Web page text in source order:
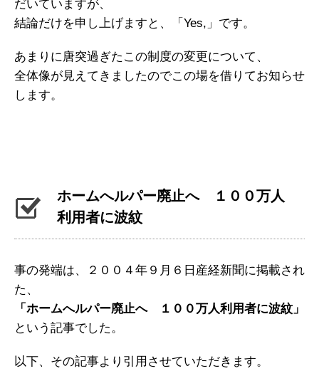
だいていますが、
結論だけを申し上げますと、「Yes,」です。
あまりに唐突過ぎたこの制度の変更について、
全体像が見えてきましたのでこの場を借りてお知らせ
します。
ホームへルパー廃止へ １００万人
利用者に波紋
事の発端は、２００４年９月６日産経新聞に掲載され
た、
「ホームへルパー廃止へ １００万人利用者に波紋」
という記事でした。
以下、その記事より引用させていただきます。